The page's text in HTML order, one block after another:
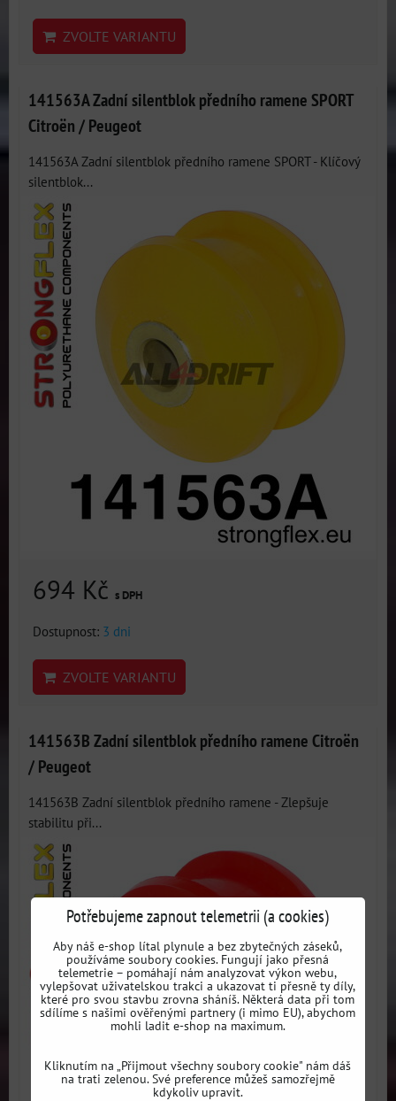
ZVOLTE VARIANTU
141563A Zadní silentblok předního ramene SPORT
Citroën / Peugeot
141563A Zadní silentblok předního ramene SPORT - Klíčový
silentblok...
694 Kč s DPH
Dostupnost: 3 dni
ZVOLTE VARIANTU
141563B Zadní silentblok předního ramene Citroën
/ Peugeot
141563B Zadní silentblok předního ramene - Zlepšuje
stabilitu při...
Potřebujeme zapnout telemetrii (a cookies)
Aby náš e-shop lítal plynule a bez zbytečných záseků,
používáme soubory cookies. Fungují jako přesná
telemetrie – pomáhají nám analyzovat výkon webu,
vylepšovat uživatelskou trakci a ukazovat ti přesně ty díly,
které pro svou stavbu zrovna sháníš. Některá data při tom
sdílíme s našimi ověřenými partnery (i mimo EU), abychom
mohli ladit e-shop na maximum.
Kliknutím na „Přijmout všechny soubory cookie" nám dáš
na trati zelenou. Své preference můžeš samozřejmě
kdykoliv upravit.